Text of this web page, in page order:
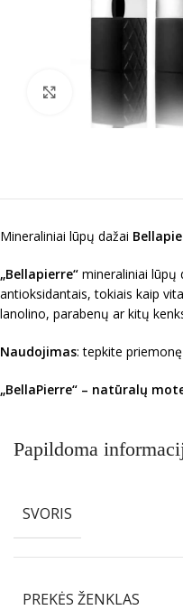
Spustelėkite
Mineraliniai lūpų dažai
„Bellapierre“ mineraliniai lūpų
antioksidantais, tokiais kaip
lanolino, parabenų ar kitų
Naudojimas: tepkite
„BellaPierre“ – natūralų
Papildoma
SVORIS
PREKĖS ŽENKLAS